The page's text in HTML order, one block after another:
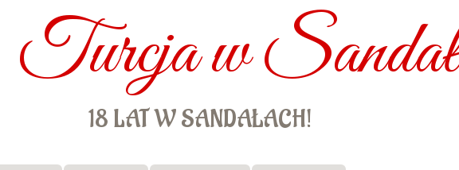
Turcja w
18 LAT W SANDAŁACH!